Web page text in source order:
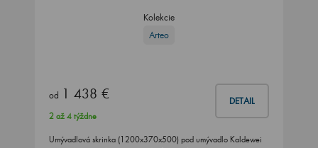
Kolekcie
Arteo
od 1 438 € DETAIL
2 až 4 týždne
Umývadlová skrinka (1200x370x500) pod umývadlo Kaldewei